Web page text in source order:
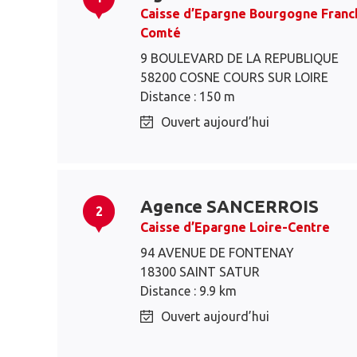
Caisse d’Epargne Bourgogne
Comté
9 BOULEVARD DE LA REPUBLIQUE
58200 COSNE COURS SUR LOIRE
Distance : 150 m
Ouvert aujourd’hui
2 Agence SANCERROIS
Caisse d’Epargne Loire-Centre
94 AVENUE DE FONTENAY
18300 SAINT SATUR
Distance : 9.9 km
Ouvert aujourd’hui